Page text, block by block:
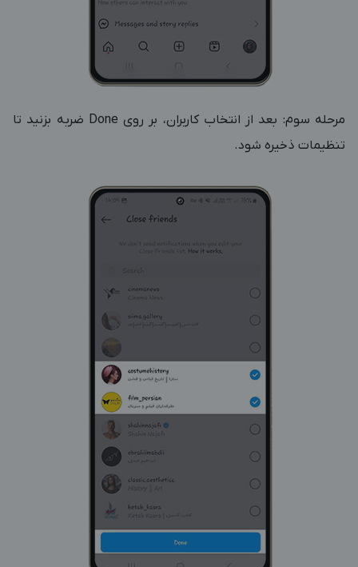
مرحله سوم: بعد از انتخاب کاربران، بر روی Done ضربه بزنید تا
تنظیمات ذخیره شود.